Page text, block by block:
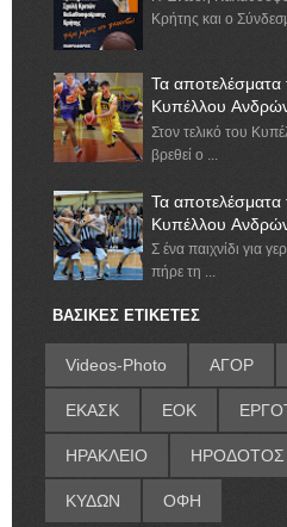
Κρήτης και ο
Τα
Κυπέλλου
Στον τελικό του
βρεθεί ο ...
Τα
Κυπέλλου
Σ ένα παιχνίδι για
πήρε τη ...
ΒΑΣΙΚΕΣ ΕΤΙΚΕΤΕΣ
Videos-Photo ΑΓΟΡ
ΕΚΑΣΚ ΕΟΚ
ΗΡΑΚΛΕΙΟ ΗΡΟΔΟΤΟΣ
ΚΥΔΩΝ ΟΦΗ